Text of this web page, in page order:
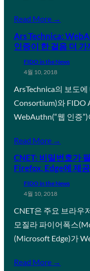
Read More →
Ars Technica:
인증이 한 걸음 더
FIDO in the News
4월 10, 2018
ArsTechnica의 보도
Consortium)와 FIDO
WebAuthn(“웹 인증”)
Read More →
CNET: 비밀번호가
Firefox, Edge에 제
FIDO in the News
4월 10, 2018
CNET은 주요 브라우
모질라 파이어폭스
(Microsoft Edge)가
Read More →